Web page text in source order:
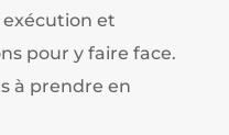
exécution et
pour y faire face.
à prendre en